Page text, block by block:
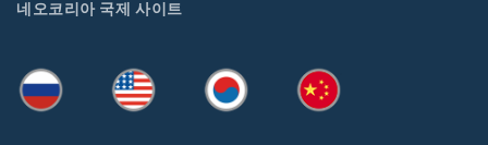
네오코리아 국제 사이트